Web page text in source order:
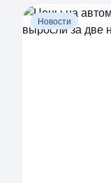
Новости